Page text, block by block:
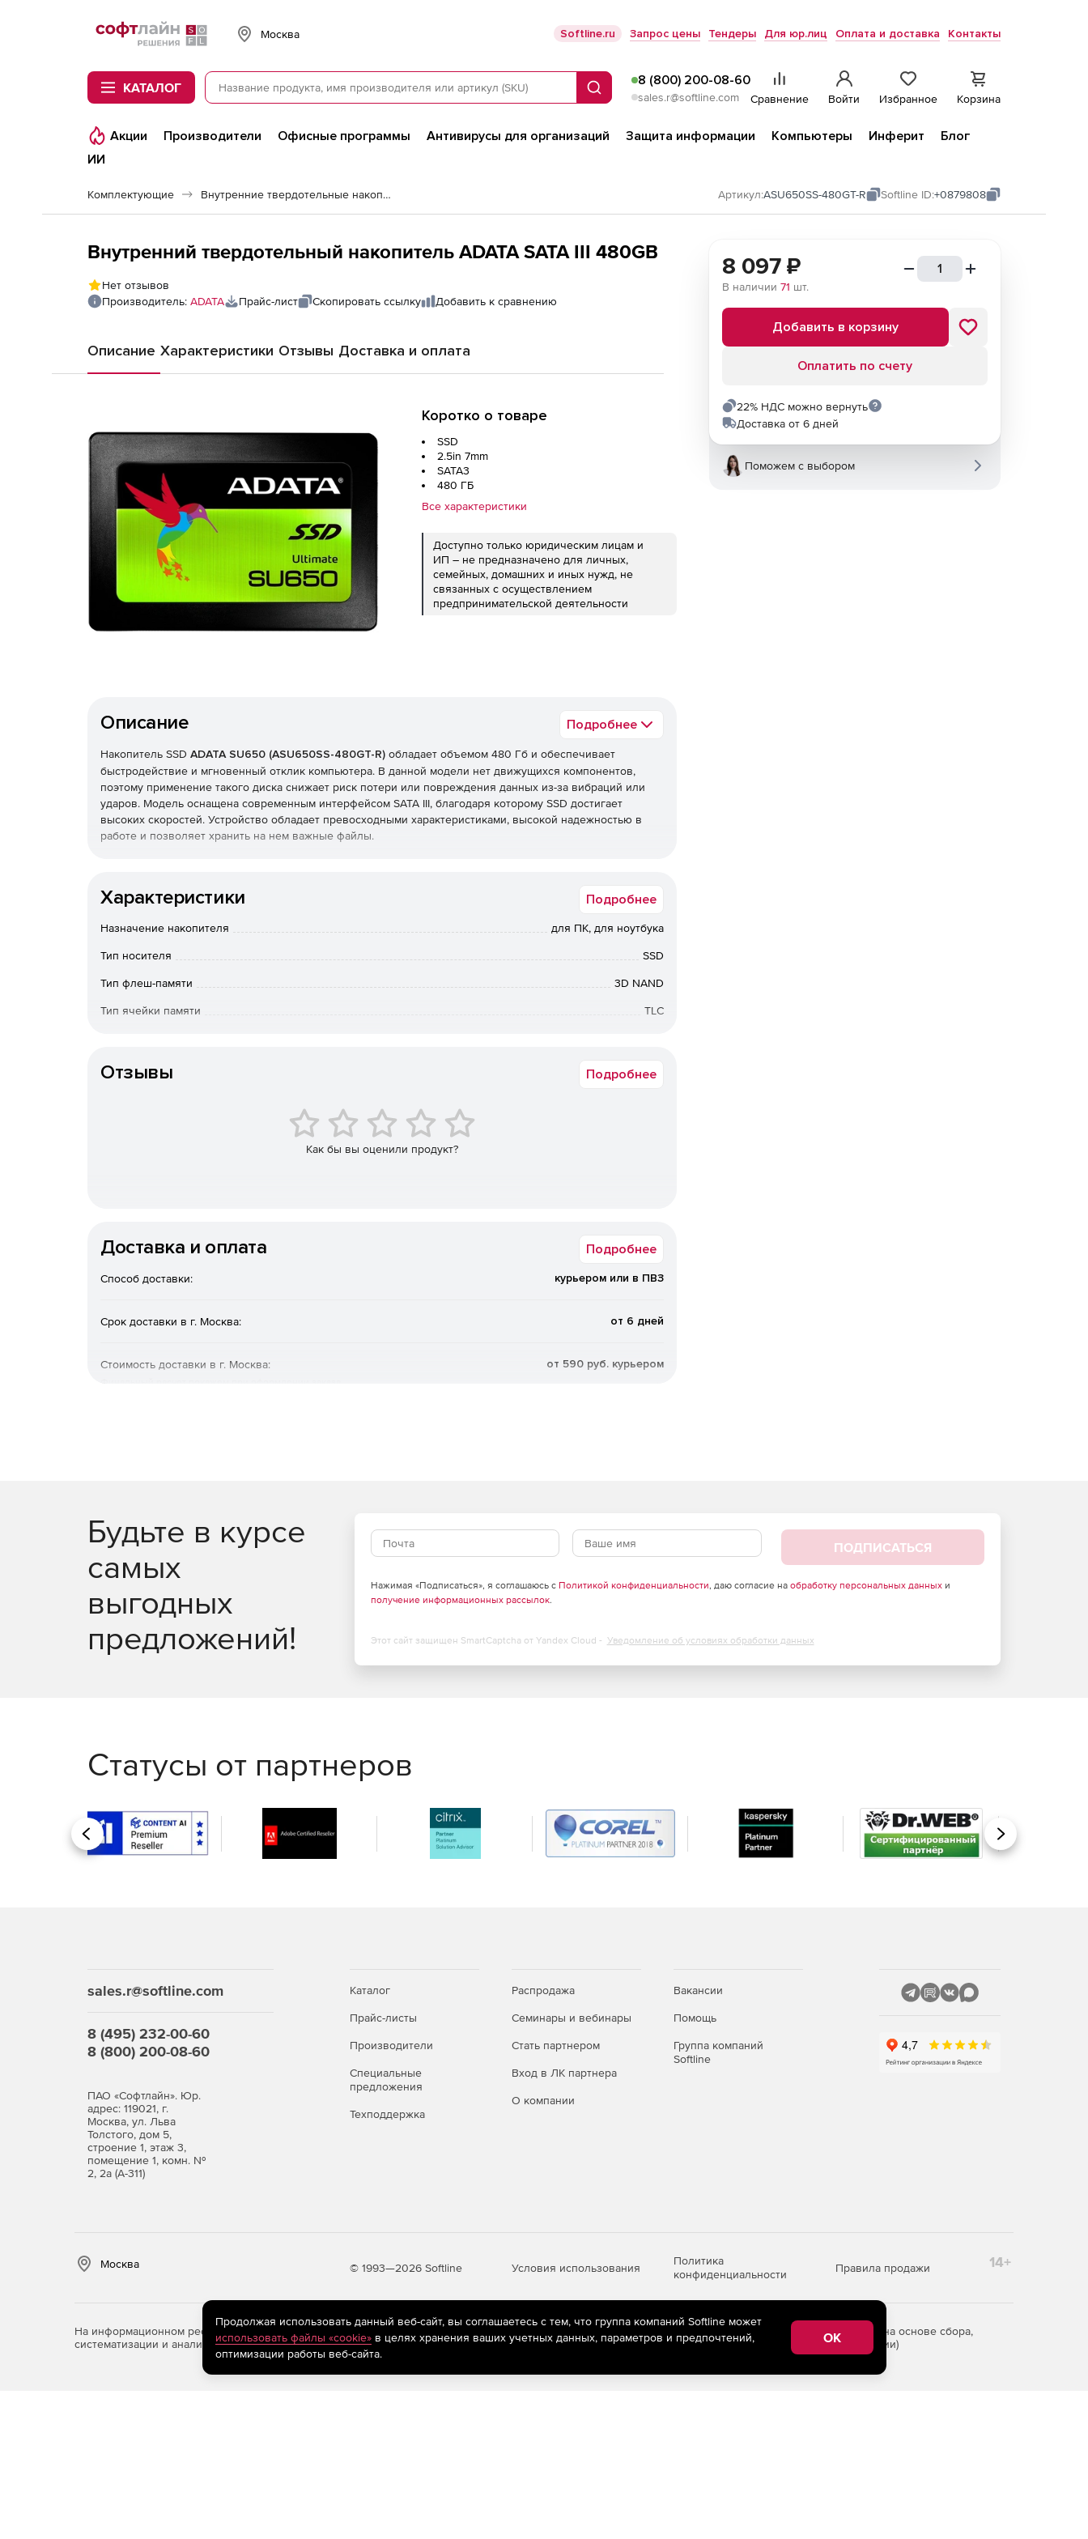
Softline
Москва Softline.ru Запрос цены Тендеры Для юр.лиц Оплата и доставка Контакты
КАТАЛОГ Поиск
8 (800) 200-08-60
sales.r@softline.com Сравнение Войти Избранное Корзина
Акции Производители Офисные программы Антивирусы для организаций Защита информации Компьютеры Инферит
Блог
ИИ
Комплектующие Внутренние твердотельные накопители (SSD) Артикул:ASU650SS-480GT-R Softline ID:+0879808
Внутренний твердотельный накопитель ADATA SATA III 480GB
Нет отзывов
Производитель: ADATA Прайс-лист Скопировать ссылку Добавить к сравнению
Описание Характеристики Отзывы Доставка и оплата
Коротко о товаре
SSD
2.5in 7mm
SATA3
480 ГБ
Все характеристики
Доступно только юридическим лицам и
ИП – не предназначено для личных,
семейных, домашних и иных нужд, не
связанных с осуществлением
предпринимательской деятельности
Описание Подробнее
Накопитель SSD ADATA SU650 (ASU650SS-480GT-R) обладает объемом 480 Гб и обеспечивает
быстродействие и мгновенный отклик компьютера. В данной модели нет движущихся компонентов,
поэтому применение такого диска снижает риск потери или повреждения данных из-за вибраций или
ударов. Модель оснащена современным интерфейсом SATA III, благодаря которому SSD достигает
высоких скоростей. Устройство обладает превосходными характеристиками, высокой надежностью в
работе и позволяет хранить на нем важные файлы.
Характеристики Подробнее
Назначение накопителя для ПК, для ноутбука
Тип носителя SSD
Тип флеш-памяти 3D NAND
Тип ячейки памяти TLC
Отзывы Подробнее
Как бы вы оценили продукт?
Доставка и оплата Подробнее
Способ доставки: курьером или в ПВЗ
Срок доставки в г. Москва: от 6 дней
Стоимость доставки в г. Москва: от 590 руб. курьером
8 097 ₽
В наличии 71 шт.
Добавить в корзину
Оплатить по счету
22% НДС можно вернуть
Доставка от 6 дней
Поможем с выбором
Будьте в курсе
самых
выгодных
предложений!
ПОДПИСАТЬСЯ
Нажимая «Подписаться», я соглашаюсь с Политикой конфиденциальности, даю согласие на обработку персональных данныхи
получение информационных рассылок.
Этот сайт защищен SmartCaptcha от Yandex Cloud - Уведомление об условиях обработки данных
Статусы от партнеров
Назад Вперед
sales.r@softline.com
8 (495) 232-00-60
8 (800) 200-08-60
ПАО «Софтлайн». Юр.
адрес: 119021, г.
Москва, ул. Льва
Толстого, дом 5,
строение 1, этаж 3,
помещение 1, комн. №
2, 2а (А-311)
Каталог
Прайс-листы
Производители
Специальные
предложения
Техподдержка
Распродажа
Семинары и вебинары
Стать партнером
Вход в ЛК партнера
О компании
Вакансии
Помощь
Группа компаний
Softline
Москва © 1993—2026 Softline Условия использования
Политика
конфиденциальности
Правила продажи 14+
На информационном ресурсе store.softline.ru применяются рекомендательные технологии
(информационные технологии предоставления информации на основе сбора,
систематизации и анализа сведений, относящихся к предпочтениям пользователей сети «Интернет», находящихся на территории Российской Федерации)
Продолжая использовать данный веб-сайт, вы соглашаетесь с тем, что группа компаний Softline может
использовать файлы «cookie»в целях хранения ваших учетных данных, параметров и предпочтений,
оптимизации работы веб-сайта.
OK